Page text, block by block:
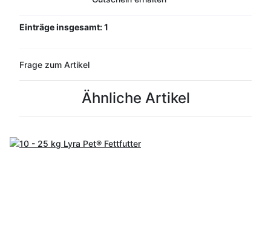
Einträge insgesamt: 1
Frage zum Artikel
Ähnliche Artikel